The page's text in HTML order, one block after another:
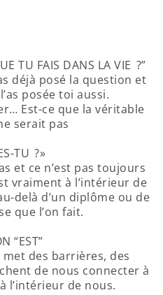
TU FAIS DANS LA VIE ?”
déjà posé la question et
posée toi aussi.
Est-ce que la véritable
serait pas
TU ?»
et ce n’est pas toujours
vraiment à l’intérieur de
delà d’un diplôme ou de
que l’on fait.
“EST”
des barrières, des
de nous connecter à
l’intérieur de nous.